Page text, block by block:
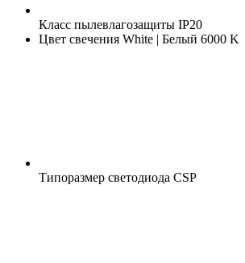
Класс пылевлагозащиты IP20
Цвет свечения White | Белый 6000 K
Типоразмер светодиода CSP